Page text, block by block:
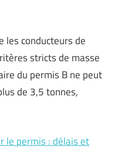
les conducteurs de
stricts de masse
du permis B ne peut
de 3,5 tonnes,
le permis : délais et